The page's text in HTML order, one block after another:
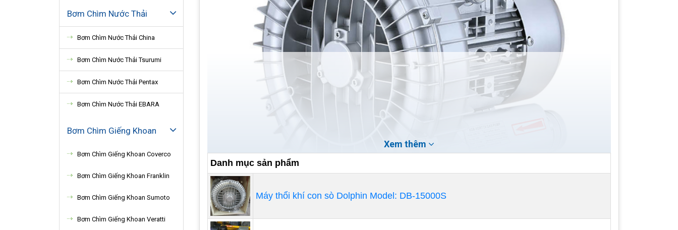
Bơm Chìm Nước Thải
Bơm Chìm Nước Thải China
Bơm Chìm Nước Thải Tsurumi
Bơm Chìm Nước Thải Pentax
Bơm Chìm Nước Thải EBARA
Bơm Chìm Giếng Khoan
Bơm Chìm Giếng Khoan Coverco
Bơm Chìm Giếng Khoan Franklin
Bơm Chìm Giếng Khoan Sumoto
Bơm Chìm Giếng Khoan Veratti
Xem thêm
Danh mục sản phẩm
Máy thổi khí con sò Dolphin Model: DB-15000S